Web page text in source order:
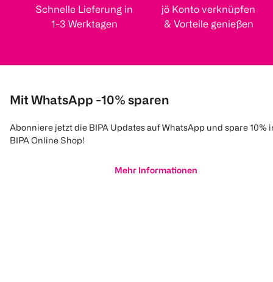
Schnelle Lieferung in
1-3 Werktagen
jö Konto verknüpfen
& Vorteile genießen
Mit WhatsApp -10% sparen
Abonniere jetzt die BIPA Updates auf WhatsApp und spare 10%
BIPA Online Shop!
Mehr Informationen